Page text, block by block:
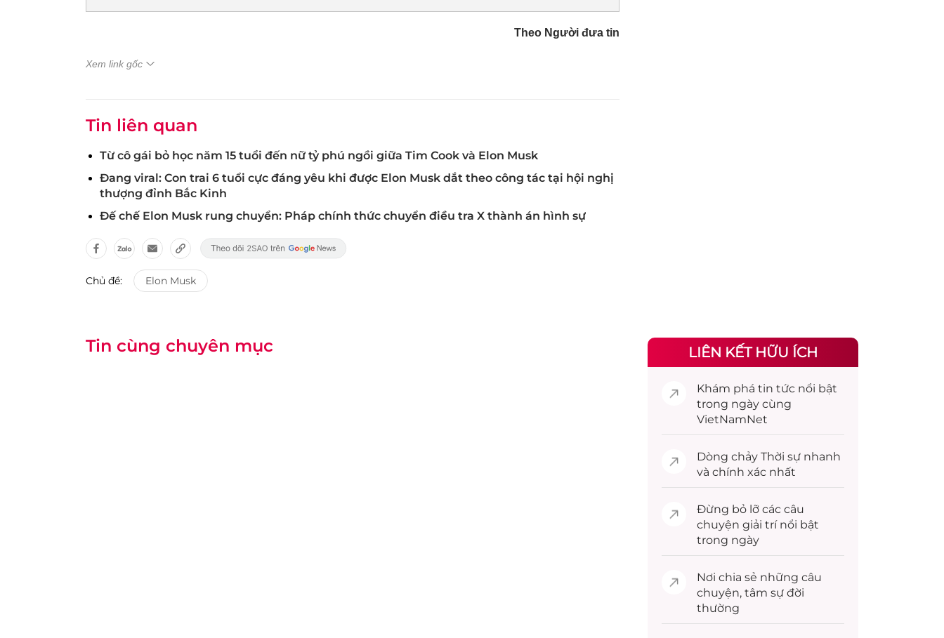
Theo Người đưa tin
Xem link gốc
Tin liên quan
Từ cô gái bỏ học năm 15 tuổi đến nữ tỷ phú ngồi giữa Tim Cook và Elon Musk
Đang viral: Con trai 6 tuổi cực đáng yêu khi được Elon Musk dắt theo công tác tại hội nghị
thượng đỉnh Bắc Kinh
Đế chế Elon Musk rung chuyển: Pháp chính thức chuyển điều tra X thành án hình sự
Chủ đề: Elon Musk
Tin cùng chuyên mục LIÊN KẾT HỮU ÍCH
Khám phá tin tức nổi bật
trong ngày cùng
VietNamNet
Dòng chảy Thời sự nhanh
và chính xác nhất
Đừng bỏ lỡ các câu
chuyện giải trínổi bật
trong ngày
Nơi chia sẻ những câu
chuyện, tâm sự đời
thường